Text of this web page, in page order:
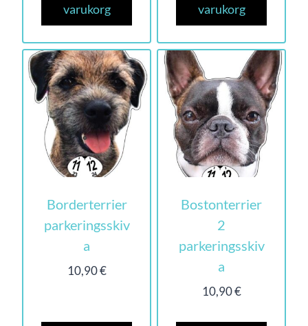
varukorg
varukorg
Borderterrier
parkeringsskiv
a
10,90€
Bostonterrier
2
parkeringsskiv
a
10,90€